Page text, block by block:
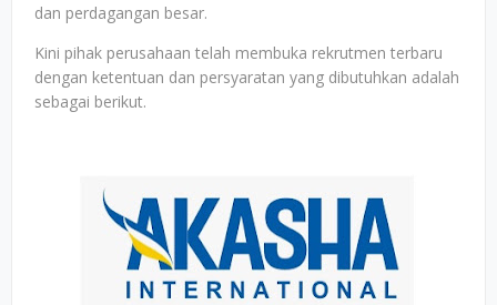
dan perdagangan besar.
Kini pihak perusahaan telah membuka rekrutmen terbaru
dengan ketentuan dan persyaratan yang dibutuhkan adalah
sebagai berikut.